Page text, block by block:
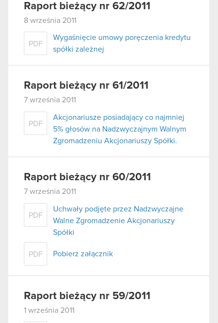
Raport bieżący nr 62/2011
8 września 2011
PDF
Wygaśnięcie umowy poręczenia kredytu
spółki zależnej
Raport bieżący nr 61/2011
7 września 2011
PDF
Akcjonariusze posiadający co najmniej
5% głosów na Nadzwyczajnym Walnym
Zgromadzeniu Akcjonariuszy Spółki.
Raport bieżący nr 60/2011
7 września 2011
PDF
Uchwały podjęte przez Nadzwyczajne
Walne Zgromadzenie Akcjonariuszy
Spółki
PDF Pobierz załącznik
Raport bieżący nr 59/2011
1 września 2011